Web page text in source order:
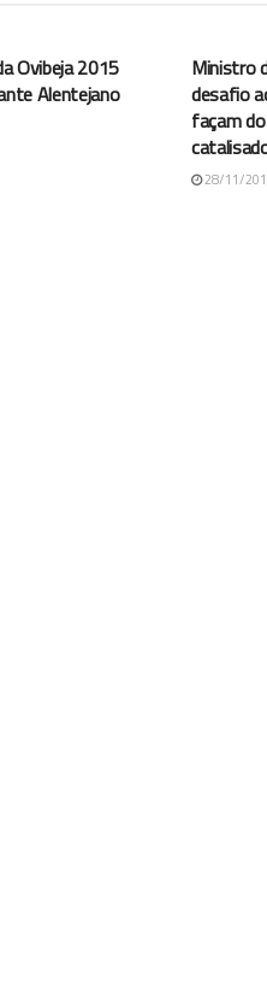
Ovibeja 2015
Alentejano
Ministro
desafio
façam
28/11/